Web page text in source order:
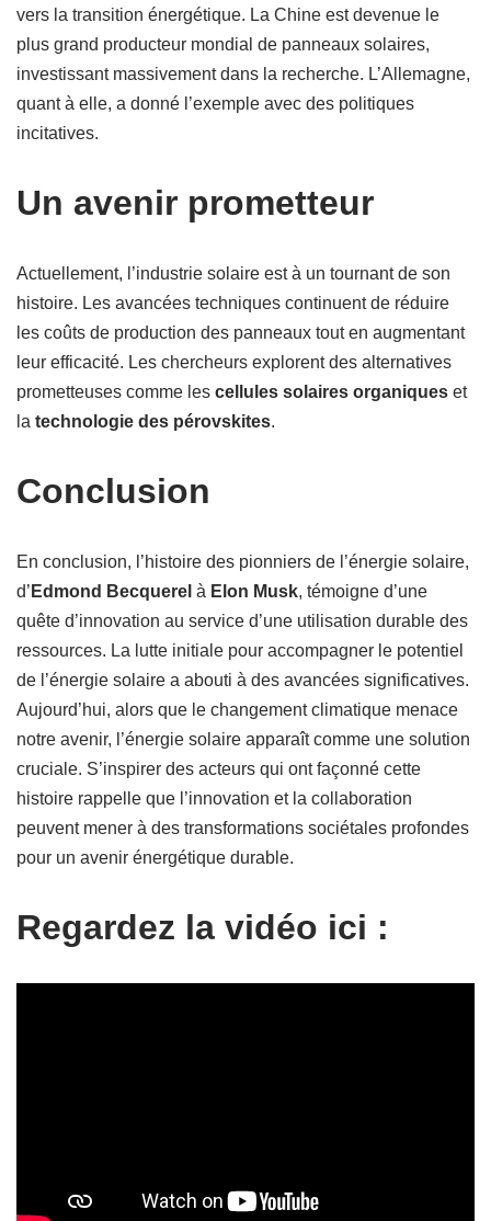
vers la transition énergétique. La Chine est devenue le
plus grand producteur mondial de panneaux solaires,
investissant massivement dans la recherche. L’Allemagne,
quant à elle, a donné l’exemple avec des politiques
incitatives.
Un avenir prometteur
Actuellement, l’industrie solaire est à un tournant de son
histoire. Les avancées techniques continuent de réduire
les coûts de production des panneaux tout en augmentant
leur efficacité. Les chercheurs explorent des alternatives
prometteuses comme les cellules solaires organiques et
la technologie des pérovskites.
Conclusion
En conclusion, l’histoire des pionniers de l’énergie solaire,
d’ Edmond Becquerel à Elon Musk, témoigne d’une
quête d’innovation au service d’une utilisation durable des
ressources. La lutte initiale pour accompagner le potentiel
de l’énergie solaire a abouti à des avancées significatives.
Aujourd’hui, alors que le changement climatique menace
notre avenir, l’énergie solaire apparaît comme une solution
cruciale. S’inspirer des acteurs qui ont façonné cette
histoire rappelle que l’innovation et la collaboration
peuvent mener à des transformations sociétales profondes
pour un avenir énergétique durable.
Regardez la vidéo ici :